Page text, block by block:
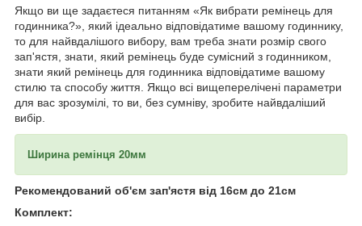
Якщо ви ще задаєтеся питанням «Як вибрати ремінець для
годинника?», який ідеально відповідатиме вашому годиннику,
то для найвдалішого вибору, вам треба знати розмір свого
зап'ястя, знати, який ремінець буде сумісний з годинником,
знати який ремінець для годинника відповідатиме вашому
стилю та способу життя. Якщо всі вищеперелічені параметри
для вас зрозумілі, то ви, без сумніву, зробите найвдаліший
вибір.
Ширина ремінця 20мм
Рекомендований об'єм зап'ястя від 16см до 21см
Комплект: